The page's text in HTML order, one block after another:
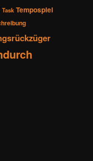
Task Tempospiel